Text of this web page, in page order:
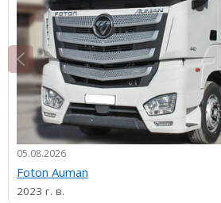
05.08.2026
Foton Auman
2023 г. в.